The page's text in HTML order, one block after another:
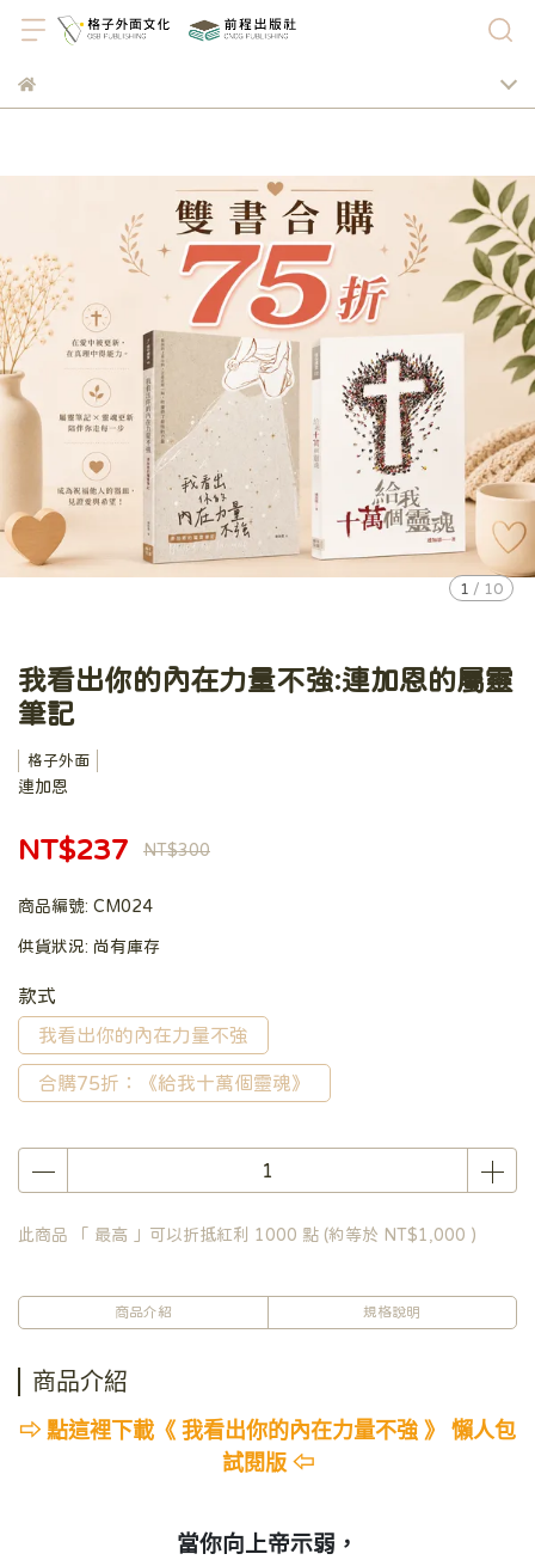
1 / 10
我看出你的內在力量不強:連加恩的屬靈
筆記
格子外面
連加恩
NT$237 NT$300
商品編號: CM024
供貨狀況: 尚有庫存
款式
我看出你的內在力量不強
合購75折：《給我十萬個靈魂》
此商品 「 最高 」可以折抵紅利 1000 點 (約等於 NT$1,000 )
商品介紹 規格說明
商品介紹
⇨ 點這裡下載《 我看出你的內在力量不強 》 懶人包
試閱版 ⇦
當你向上帝示弱，